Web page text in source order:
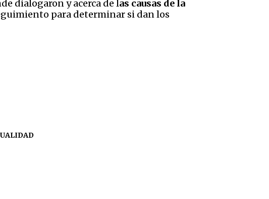
dialogaron y acerca de las causas de la
para determinar si dan los